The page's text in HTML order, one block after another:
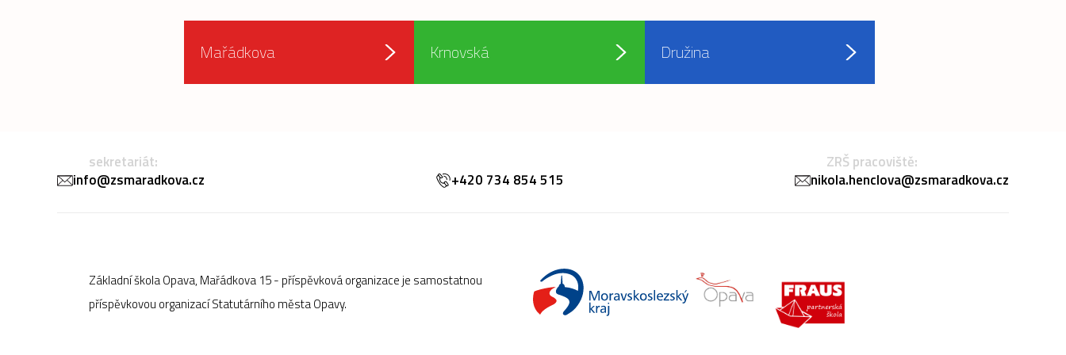
Mařádkova Krnovská Družina
sekretariát:
info@zsmaradkova.cz
+420 734 854 515
ZRŠ pracoviště:
nikola.henclova@zsmaradkova.cz
Základní škola Opava, Mařádkova 15 - příspěvková organizace je samostatnou
příspěvkovou organizací Statutárního města Opavy.